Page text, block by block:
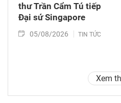
thư Trần Cẩm Tú tiếp
Đại sứ Singapore
05/08/2026 TIN TỨC
Xem